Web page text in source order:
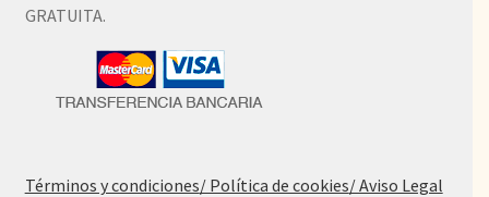
GRATUITA.
Términos y condiciones/ Política de cookies/ Aviso Legal